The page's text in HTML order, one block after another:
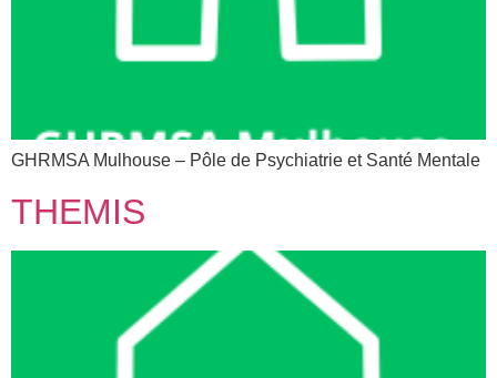
GHRMSA Mulhouse – Pôle de Psychiatrie et Santé Mentale
THEMIS